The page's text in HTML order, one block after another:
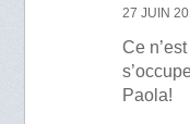
27 JUIN
Ce
Paola!